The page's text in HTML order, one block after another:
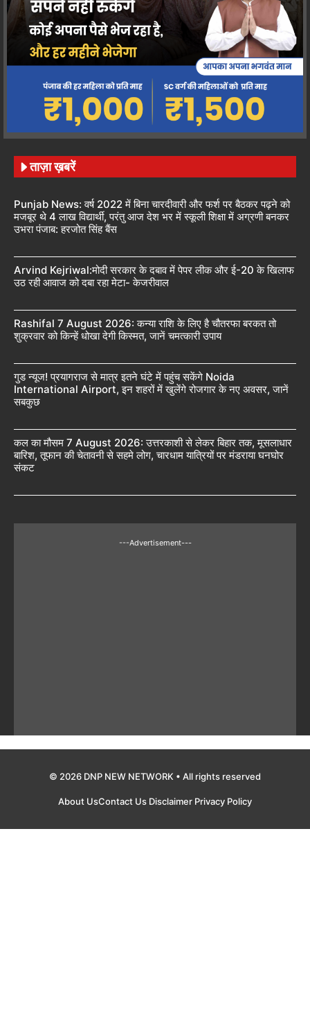
ताज़ा ख़बरें
Punjab News: वर्ष 2022 में बिना चारदीवारी और फर्श पर बैठकर पढ़ने को
मजबूर थे 4 लाख विद्यार्थी, परंतु आज देश भर में स्कूली शिक्षा में अग्रणी बनकर
उभरा पंजाब: हरजोत सिंह बैंस
Arvind Kejriwal:मोदी सरकार के दबाव में पेपर लीक और ई-20 के खिलाफ
उठ रही आवाज को दबा रहा मेटा- केजरीवाल
Rashifal 7 August 2026: कन्या राशि के लिए है चौतरफा बरकत तो
शुक्रवार को किन्हें धोखा देगी किस्मत, जानें चमत्कारी उपाय
गुड न्यूज! प्रयागराज से मात्र इतने घंटे में पहुंच सकेंगे Noida
International Airport, इन शहरों में खुलेंगे रोजगार के नए अवसर, जानें
सबकुछ
कल का मौसम 7 August 2026: उत्तरकाशी से लेकर बिहार तक, मूसलाधार
बारिश, तूफान की चेतावनी से सहमे लोग, चारधाम यात्रियों पर मंडराया घनघोर
संकट
---Advertisement---
© 2026 DNP NEW NETWORK • All rights reserved
About UsContact Us Disclaimer Privacy Policy